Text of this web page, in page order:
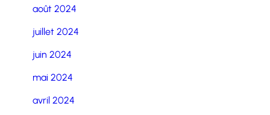
août 2024
juillet 2024
juin 2024
mai 2024
avril 2024